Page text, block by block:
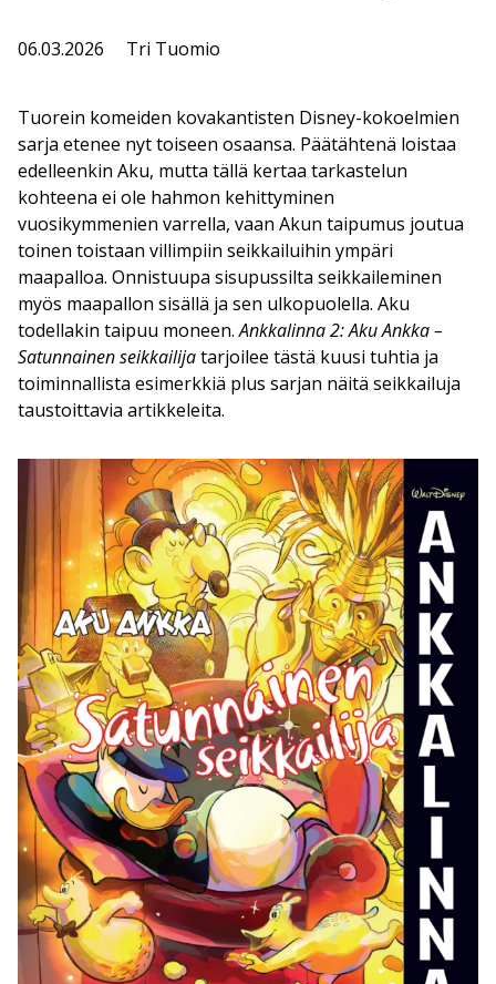
06.03.2026 Tri Tuomio
Tuorein komeiden kovakantisten Disney-kokoelmien
sarja etenee nyt toiseen osaansa. Päätähtenä loistaa
edelleenkin Aku, mutta tällä kertaa tarkastelun
kohteena ei ole hahmon kehittyminen
vuosikymmenien varrella, vaan Akun taipumus joutua
toinen toistaan villimpiin seikkailuihin ympäri
maapalloa. Onnistuupa sisupussilta seikkaileminen
myös maapallon sisällä ja sen ulkopuolella. Aku
todellakin taipuu moneen.Ankkalinna 2: Aku Ankka –
Satunnainen seikkailijatarjoilee tästä kuusi tuhtia ja
toiminnallista esimerkkiä plus sarjan näitä seikkailuja
taustoittavia artikkeleita.